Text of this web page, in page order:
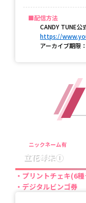
配信方法
CANDY TUNE
https://
アーカイブ期限
ニックネーム有
立花琴未①
プリントチェキ(6
デジタルビンゴ券